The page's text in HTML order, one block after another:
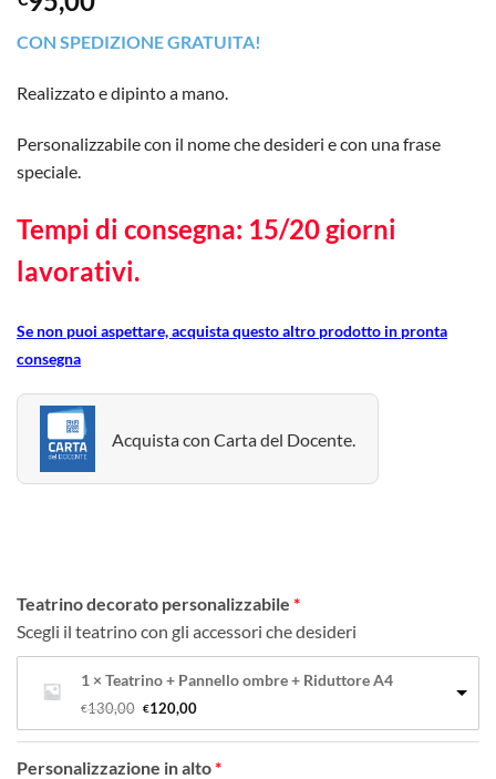
CON SPEDIZIONE GRATUITA!
Realizzato e dipinto a mano.
Personalizzabile con il nome che desideri e con una frase
speciale.
Tempi di consegna: 15/20 giorni
lavorativi.
Se non puoi aspettare, acquista questo altro prodotto in pronta
consegna
Acquista con Carta del Docente.
Teatrino decorato personalizzabile
Scegli il teatrino con gli accessori che desideri
1 × Teatrino + Pannello ombre + Riduttore A4
€130,00 Il
prezzo
originale
era:
€120,00Il
prezzo
attuale
è:
Personalizzazione in alto